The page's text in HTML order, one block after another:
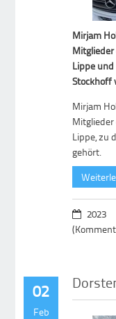
Mirjam
Lippe
Stockhoff
Mirjam
Lippe, zu
gehört.
2023
02
Feb